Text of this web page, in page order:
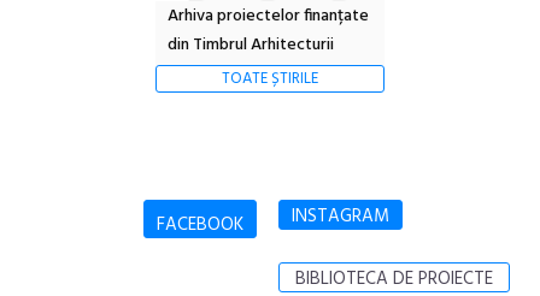
Arhiva proiectelor finanțate
din Timbrul Arhitecturii
TOATE ȘTIRILE
FACEBOOK INSTAGRAM
BIBLIOTECA DE PROIECTE